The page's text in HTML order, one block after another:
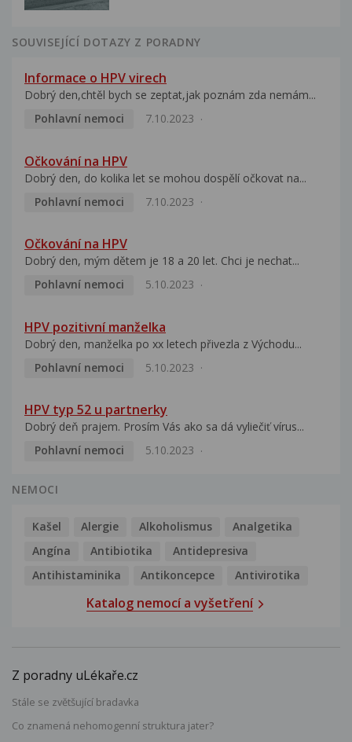
SOUVISEJÍCÍ DOTAZY Z PORADNY
Informace o HPV virech
Dobrý den,chtěl bych se zeptat,jak poznám zda nemám...
Pohlavní nemoci
7.10.2023
Očkování na HPV
Dobrý den, do kolika let se mohou dospělí očkovat na...
Pohlavní nemoci
7.10.2023
Očkování na HPV
Dobrý den, mým dětem je 18 a 20 let. Chci je nechat...
Pohlavní nemoci
5.10.2023
HPV pozitivní manželka
Dobrý den, manželka po xx letech přivezla z Východu...
Pohlavní nemoci
5.10.2023
HPV typ 52 u partnerky
Dobrý deň prajem. Prosím Vás ako sa dá vyliečiť vírus...
Pohlavní nemoci
5.10.2023
NEMOCI
Kašel Alergie Alkoholismus
Analgetika
Angína
Antibiotika
Antidepresiva
Antihistaminika
Antikoncepce Antivirotika
Katalog nemocí a vyšetření
Z poradny uLékaře.cz
Stále se zvětšující bradavka
Co znamená nehomogenní struktura jater?